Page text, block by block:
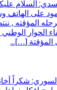
السلام
على الهاتف
المؤقته ,
المؤقتة […]...
شكراً